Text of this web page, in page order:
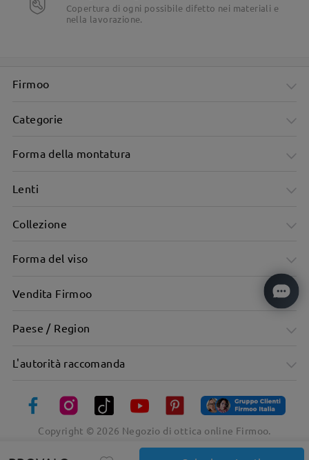
Copertura di ogni possibile difetto nei materiali e
nella lavorazione.
Firmoo
Categorie
Forma della montatura
Lenti
Collezione
Forma del viso
Vendita Firmoo
Paese / Region
L'autorità raccomanda
Copyright © 2026 Negozio di ottica online Firmoo.